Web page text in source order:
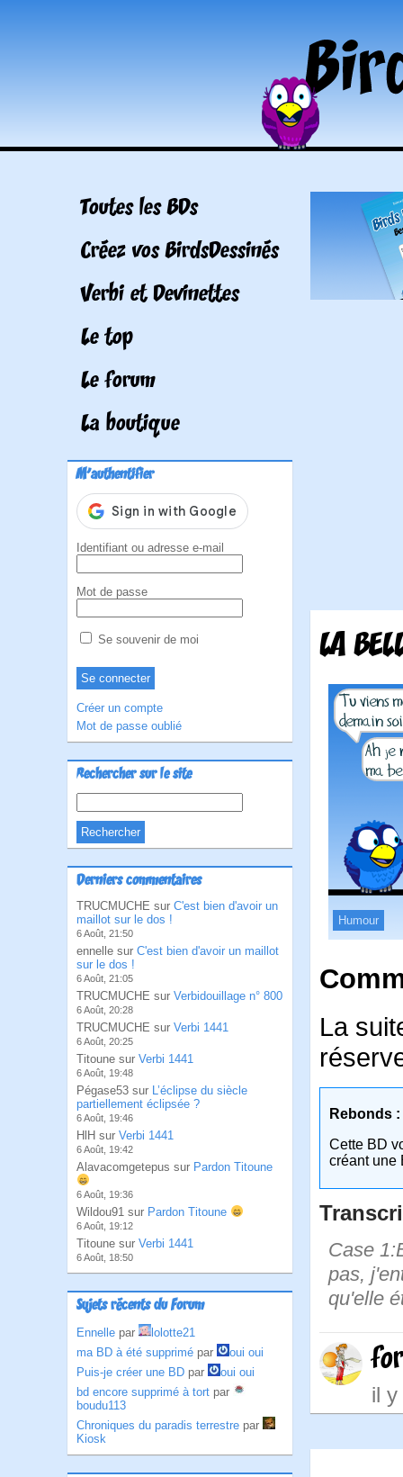
Toutes les BDs
Créez vos BirdsDessinés
Verbi et Devinettes
Le top
Le forum
La boutique
M'authentifier
Identifiant ou adresse e-mail
Mot de passe
Se souvenir de moi
Créer un compte
Mot de passe oublié
Rechercher sur le site
Derniers commentaires
TRUCMUCHE sur C'est bien d'avoir un
maillot sur le dos !
6 Août, 21:50
ennelle sur C'est bien d'avoir un maillot
sur le dos !
6 Août, 21:05
TRUCMUCHE sur Verbidouillage n° 800
6 Août, 20:28
TRUCMUCHE sur Verbi 1441
6 Août, 20:25
Titoune sur Verbi 1441
6 Août, 19:48
Pégase53 sur L’éclipse du siècle
partiellement éclipsée ?
6 Août, 19:46
HlH sur Verbi 1441
6 Août, 19:42
Alavacomgetepus sur Pardon Titoune
6 Août, 19:36
Wildou91 sur Pardon Titoune
6 Août, 19:12
Titoune sur Verbi 1441
6 Août, 18:50
Sujets récents du Forum
Ennelle par
lolotte21
ma BD à été supprimé par
oui oui
Puis-je créer une BD par
oui oui
bd encore supprimé à tort par
boudu113
Chroniques du paradis terrestre par
Kiosk
LA
Humour
La
Rebonds :
Cette BD
créant une
Case
pas,
qu'elle
il y